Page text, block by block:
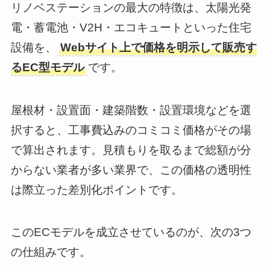
リノベステーションの最大の特徴は、太陽光発
電・蓄電池・V2H・エコキュートといった住宅
設備を、
Webサイト上で価格を明示して販売す
るEC型モデル です。
屋根材・設置面・建築階数・設置環境などを選
択すると、工事費込みのコミコミ価格がその場
で算出されます。見積もりを取るまで総額が分
からない業者が多い業界で、この価格の透明性
は際立った差別化ポイントです。
このECモデルを成立させているのが、次の3つ
の仕組みです。